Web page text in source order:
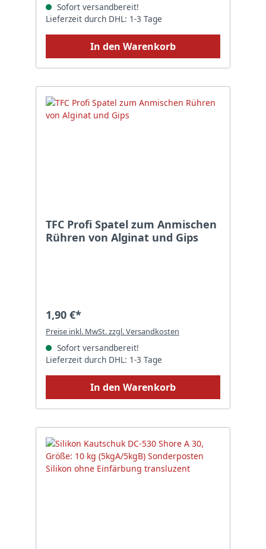
Sofort versandbereit!
Lieferzeit durch DHL: 1-3 Tage
In den Warenkorb
TFC Profi Spatel zum Anmischen
Rühren von Alginat und Gips
1,90 €*
Preise inkl. MwSt. zzgl. Versandkosten
Sofort versandbereit!
Lieferzeit durch DHL: 1-3 Tage
In den Warenkorb